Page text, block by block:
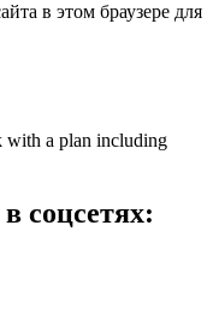
в этом браузере для
with a plan including
соцсетях: